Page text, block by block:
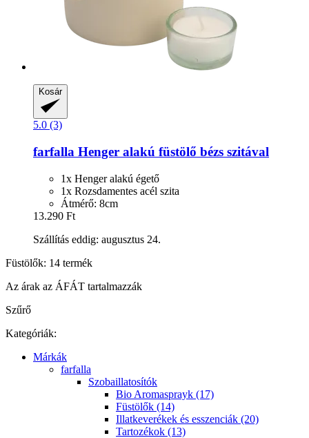
Kosár
5.0 (3)
farfalla Henger alakú füstölő bézs szitával
1x Henger alakú égető
1x Rozsdamentes acél szita
Átmérő: 8cm
13.290 Ft
Szállítás eddig: augusztus 24.
Füstölők: 14 termék
Az árak az ÁFÁT tartalmazzák
Szűrő
Kategóriák:
Márkák
farfalla
Szobaillatosítók
Bio Aromasprayk (17)
Füstölők (14)
Illatkeverékek és esszenciák (20)
Tartozékok (13)